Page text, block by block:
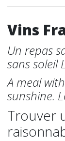
Vins
Un repas
sans soleil
A meal
sunshine.
Trouver